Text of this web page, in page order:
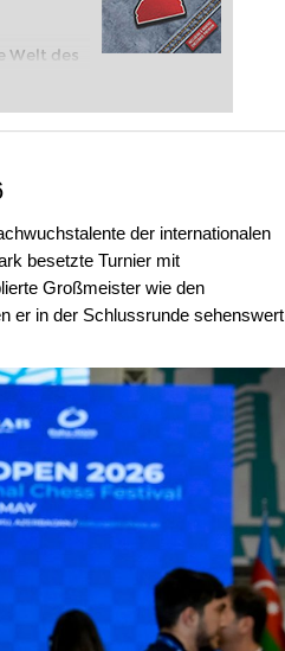
Welt des
Mit
der internationalen
besetzte Turnier mit
Großmeister wie den
er in der Schlussrunde sehenswert